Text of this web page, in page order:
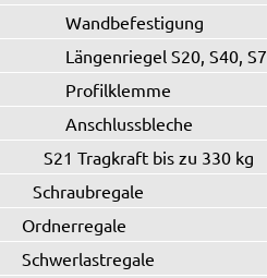
Wandbefestigung
Längenriegel S20, S40, S71
Profilklemme
Anschlussbleche
S21 Tragkraft bis zu 330 kg
Schraubregale
Ordnerregale
Schwerlastregale